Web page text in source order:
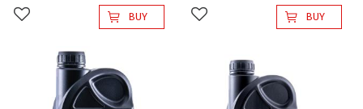
Add to favorites BUY Add to favorites BUY